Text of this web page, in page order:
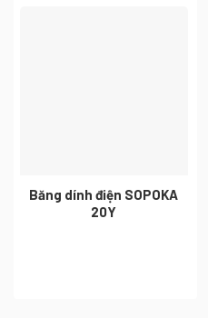
Băng dính điện SOPOKA
20Y